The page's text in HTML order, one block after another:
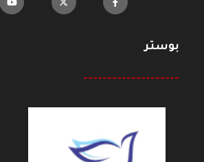
بوستر
--------------------